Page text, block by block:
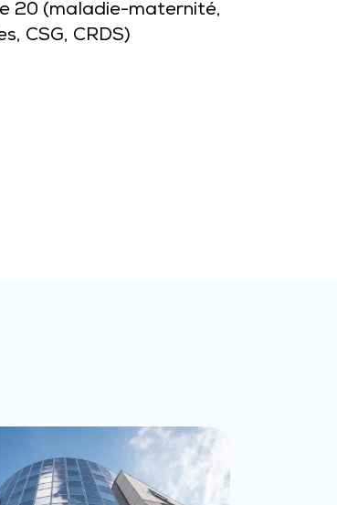
20 (maladie-maternité,
CSG, CRDS)